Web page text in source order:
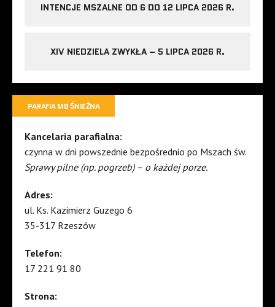
INTENCJE MSZALNE OD 6 DO 12 LIPCA 2026 R.
XIV NIEDZIELA ZWYKŁA – 5 LIPCA 2026 R.
PARAFIA MB ŚNIEŻNA
Kancelaria parafialna:
czynna w dni powszednie bezpośrednio po Mszach św.
Sprawy pilne (np. pogrzeb) – o każdej porze.
Adres:
ul. Ks. Kazimierz Guzego 6
35-317 Rzeszów
Telefon:
17 221 91 80
Strona: